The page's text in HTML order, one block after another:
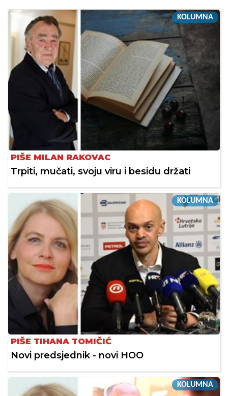
KOLUMNA
PIŠE MILAN RAKOVAC
Trpiti, mučati, svoju viru i besidu držati
KOLUMNA
PIŠE TIHANA TOMIČIĆ
Novi predsjednik - novi HOO
KOLUMNA